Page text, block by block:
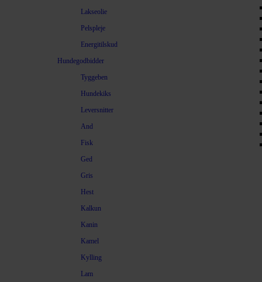
Lakseolie
Pelspleje
Energitilskud
Hundegodbidder
Tyggeben
Hundekiks
Leversnitter
And
Fisk
Ged
Gris
Hest
Kalkun
Kanin
Kamel
Kylling
Lam